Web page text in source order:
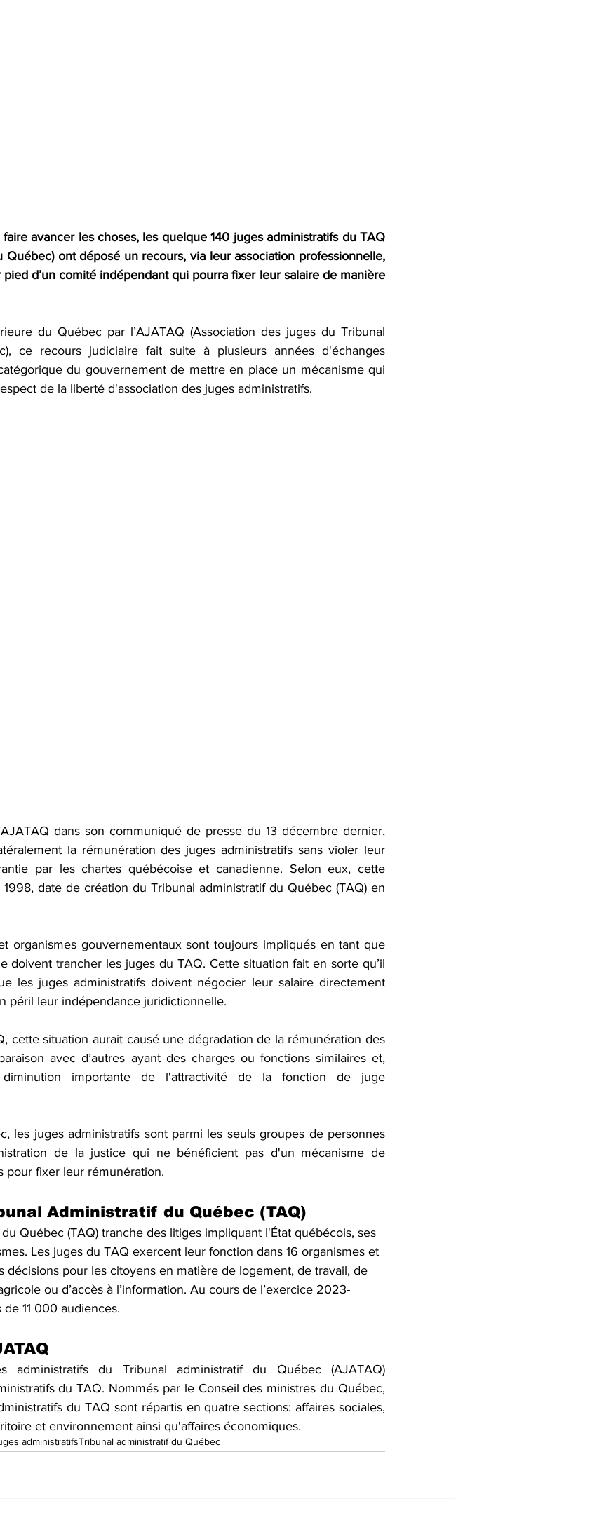
avancer les choses, les quelque 140 juges administratifs du TAQ
Québec) ont déposé un recours, via leur association professionnelle,
pied d’un comité indépendant qui pourra fixer leur salaire de manière
du Québec par l’AJATAQ (Association des juges du Tribunal
ce recours judiciaire fait suite à plusieurs années d'échanges
du gouvernement de mettre en place un mécanisme qui
de la liberté d'association des juges administratifs.
dans son communiqué de presse du 13 décembre dernier,
la rémunération des juges administratifs sans violer leur
par les chartes québécoise et canadienne. Selon eux, cette
date de création du Tribunal administratif du Québec (TAQ) en
organismes gouvernementaux sont toujours impliqués en tant que
doivent trancher les juges du TAQ. Cette situation fait en sorte qu’il
les juges administratifs doivent négocier leur salaire directement
péril leur indépendance juridictionnelle.
cette situation aurait causé une dégradation de la rémunération des
avec d’autres ayant des charges ou fonctions similaires et,
diminution importante de l'attractivité de la fonction de juge
les juges administratifs sont parmi les seuls groupes de personnes
de la justice qui ne bénéficient pas d'un mécanisme de
pour fixer leur rémunération.
Administratif du Québec (TAQ)
Québec (TAQ) tranche des litiges impliquant l'État québécois, ses
Les juges du TAQ exercent leur fonction dans 16 organismes et
décisions pour les citoyens en matière de logement, de travail, de
ou d’accès à l’information. Au cours de l’exercice 2023-
11 000 audiences.
administratifs du Tribunal administratif du Québec (AJATAQ)
du TAQ. Nommés par le Conseil des ministres du Québec,
du TAQ sont répartis en quatre sections: affaires sociales,
et environnement ainsi qu'affaires économiques.
administratifsTribunal administratif du Québec